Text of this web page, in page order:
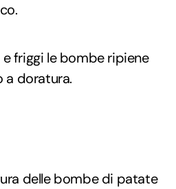
friggi le bombe ripiene
a doratura.
delle bombe di patate